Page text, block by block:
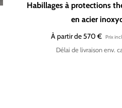
Habillages à protections
en acier
À partir de 570 €
Délai de livraison env.